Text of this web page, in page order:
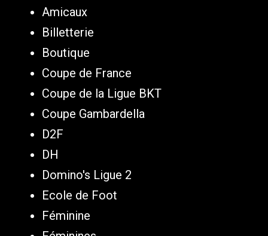
Amicaux
Billetterie
Boutique
Coupe de France
Coupe de la Ligue BKT
Coupe Gambardella
D2F
DH
Domino's Ligue 2
Ecole de Foot
Féminine